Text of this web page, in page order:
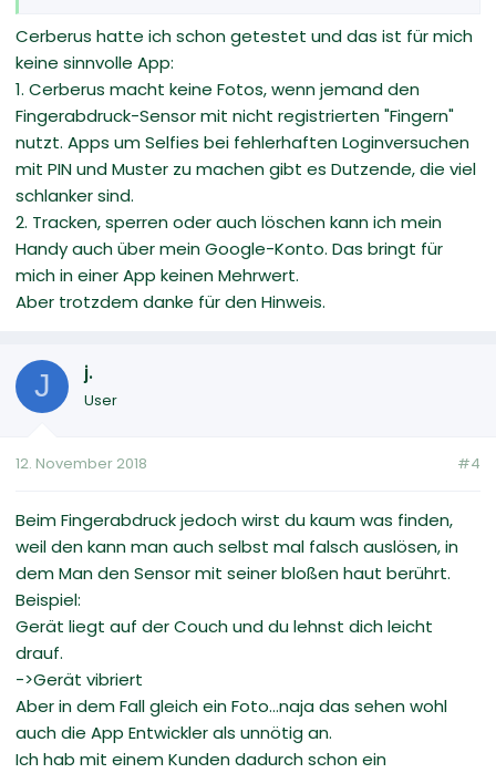
Cerberus hatte ich schon getestet und das ist für mich
keine sinnvolle App:
1. Cerberus macht keine Fotos, wenn jemand den
Fingerabdruck-Sensor mit nicht registrierten "Fingern"
nutzt. Apps um Selfies bei fehlerhaften Loginversuchen
mit PIN und Muster zu machen gibt es Dutzende, die viel
schlanker sind.
2. Tracken, sperren oder auch löschen kann ich mein
Handy auch über mein Google-Konto. Das bringt für
mich in einer App keinen Mehrwert.
Aber trotzdem danke für den Hinweis.
J j.
User
12. November 2018 #4
Beim Fingerabdruck jedoch wirst du kaum was finden,
weil den kann man auch selbst mal falsch auslösen, in
dem Man den Sensor mit seiner bloßen haut berührt.
Beispiel:
Gerät liegt auf der Couch und du lehnst dich leicht
drauf.
->Gerät vibriert
Aber in dem Fall gleich ein Foto...naja das sehen wohl
auch die App Entwickler als unnötig an.
Ich hab mit einem Kunden dadurch schon ein